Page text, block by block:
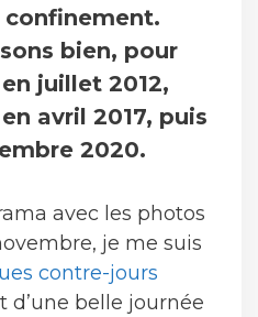
bien, pour
juillet 2012,
avril 2017, puis
2020.
avec les photos
je me suis
contre-jours
d’une belle journée